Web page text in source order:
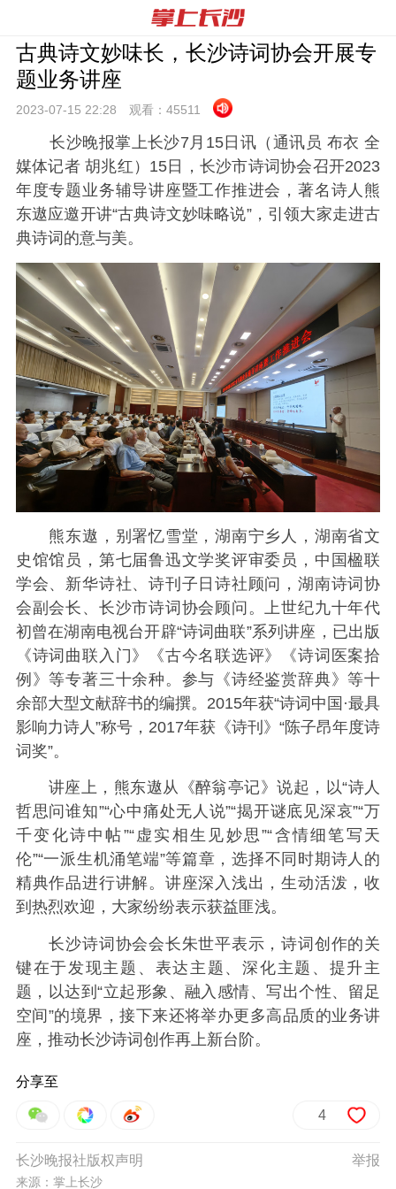
古典诗文妙味长，长沙诗词协会开展专
题业务讲座
2023-07-15 22:28 观看： 45511
长沙晚报掌上长沙7月15日讯（通讯员 布衣 全
媒体记者 胡兆红）15日，长沙市诗词协会召开2023
年度专题业务辅导讲座暨工作推进会，著名诗人熊
东遨应邀开讲“古典诗文妙味略说”，引领大家走进古
典诗词的意与美。
熊东遨，别署忆雪堂，湖南宁乡人，湖南省文
史馆馆员，第七届鲁迅文学奖评审委员，中国楹联
学会、新华诗社、诗刊子日诗社顾问，湖南诗词协
会副会长、长沙市诗词协会顾问。上世纪九十年代
初曾在湖南电视台开辟“诗词曲联”系列讲座，已出版
《诗词曲联入门》《古今名联选评》《诗词医案拾
例》等专著三十余种。参与《诗经鉴赏辞典》等十
余部大型文献辞书的编撰。2015年获“诗词中国·最具
影响力诗人”称号，2017年获《诗刊》“陈子昂年度诗
词奖”。
讲座上，熊东遨从《醉翁亭记》说起，以“诗人
哲思问谁知”“心中痛处无人说”“揭开谜底见深哀”“万
千变化诗中帖”“虚实相生见妙思”“含情细笔写天
伦”“一派生机涌笔端”等篇章，选择不同时期诗人的
精典作品进行讲解。讲座深入浅出，生动活泼，收
到热烈欢迎，大家纷纷表示获益匪浅。
长沙诗词协会会长朱世平表示，诗词创作的关
键在于发现主题、表达主题、深化主题、提升主
题，以达到“立起形象、融入感情、写出个性、留足
空间”的境界，接下来还将举办更多高品质的业务讲
座，推动长沙诗词创作再上新台阶。
分享至
4
举报
长沙晚报社版权声明
来源：掌上长沙